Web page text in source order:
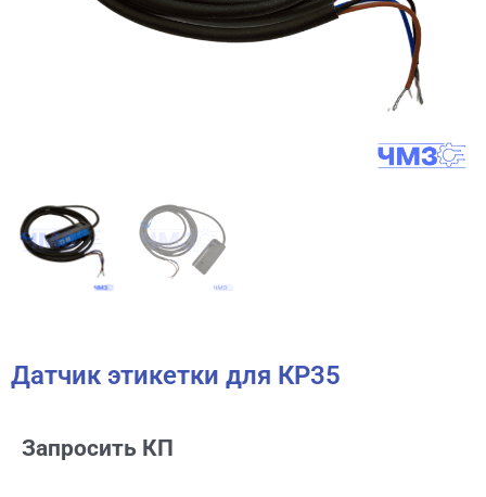
Датчик этикетки для КР35
Запросить КП